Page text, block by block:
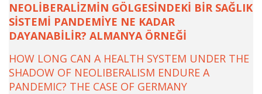
NEOLİBERALİZMİN GÖLGESİNDEKİ BİR SAĞLIK
SİSTEMİ PANDEMİYE NE KADAR
DAYANABİLİR? ALMANYA ÖRNEĞİ
HOW LONG CAN A HEALTH SYSTEM UNDER THE
SHADOW OF NEOLIBERALISM ENDURE A
PANDEMIC? THE CASE OF GERMANY